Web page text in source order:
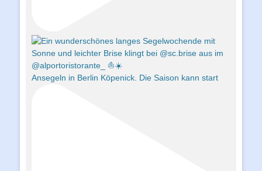
Ansegeln in Berlin Köpenick. Die Saison kann start